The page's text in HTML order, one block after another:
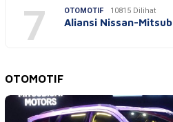
7 OTOMOTIF 10815 Dilihat
Aliansi Nissan-
OTOMOTIF